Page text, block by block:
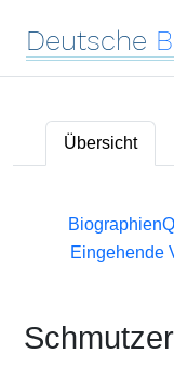
Deutsche
Übersicht
Biographien
Eingehende